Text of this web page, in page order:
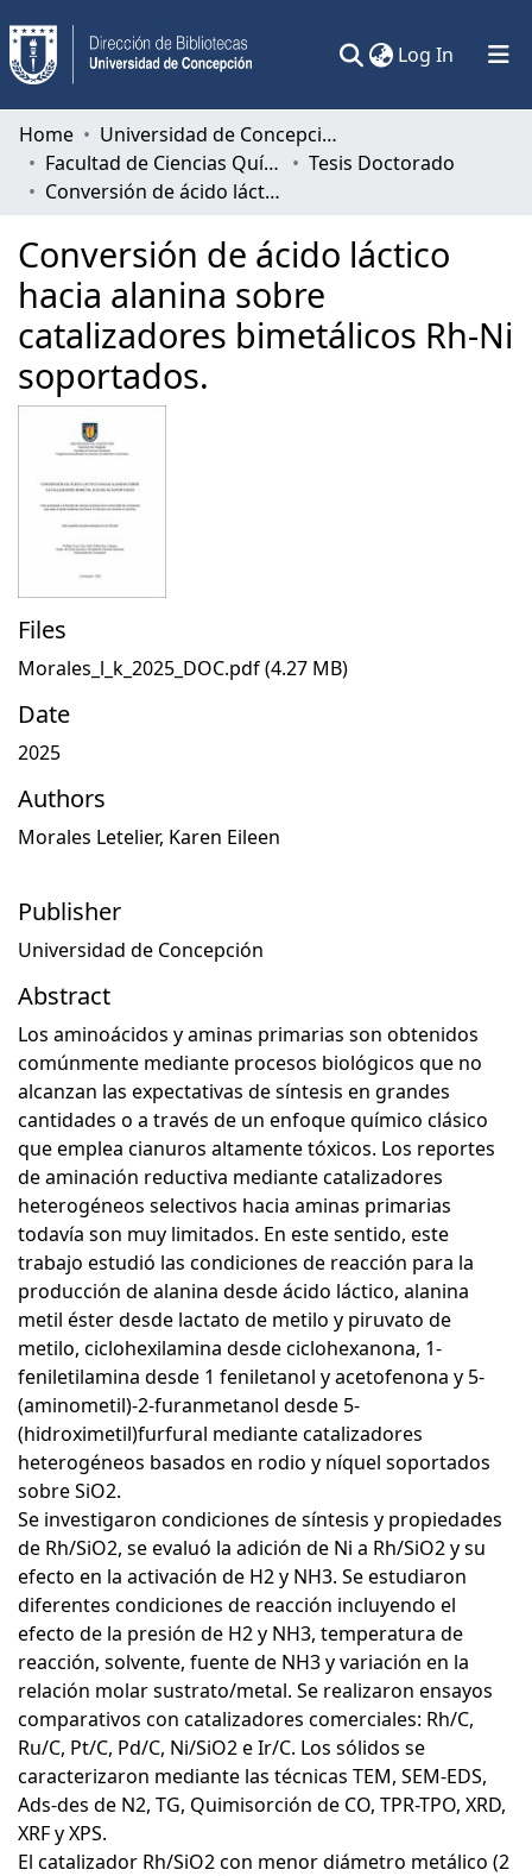
Log In (current)
Communities & Collections
All of DSpace
Home
Universidad de Concepción
Facultad de Ciencias Químicas
Tesis Doctorado
Conversión de ácido láctico hacia alanina sobre catalizadores bimetálicos Rh-Ni soportados.
Conversión de ácido láctico
hacia alanina sobre
catalizadores bimetálicos Rh-Ni
soportados.
Files
Morales_l_k_2025_DOC.pdf(4.27 MB)
Date
2025
Authors
Morales Letelier, Karen Eileen
Publisher
Universidad de Concepción
Abstract
Los aminoácidos y aminas primarias son obtenidos
comúnmente mediante procesos biológicos que no
alcanzan las expectativas de síntesis en grandes
cantidades o a través de un enfoque químico clásico
que emplea cianuros altamente tóxicos. Los reportes
de aminación reductiva mediante catalizadores
heterogéneos selectivos hacia aminas primarias
todavía son muy limitados. En este sentido, este
trabajo estudió las condiciones de reacción para la
producción de alanina desde ácido láctico, alanina
metil éster desde lactato de metilo y piruvato de
metilo, ciclohexilamina desde ciclohexanona, 1-
feniletilamina desde 1 feniletanol y acetofenona y 5-
(aminometil)-2-furanmetanol desde 5-
(hidroximetil)furfural mediante catalizadores
heterogéneos basados en rodio y níquel soportados
sobre SiO2.
Se investigaron condiciones de síntesis y propiedades
de Rh/SiO2, se evaluó la adición de Ni a Rh/SiO2 y su
efecto en la activación de H2 y NH3. Se estudiaron
diferentes condiciones de reacción incluyendo el
efecto de la presión de H2 y NH3, temperatura de
reacción, solvente, fuente de NH3 y variación en la
relación molar sustrato/metal. Se realizaron ensayos
comparativos con catalizadores comerciales: Rh/C,
Ru/C, Pt/C, Pd/C, Ni/SiO2 e Ir/C. Los sólidos se
caracterizaron mediante las técnicas TEM, SEM-EDS,
Ads-des de N2, TG, Quimisorción de CO, TPR-TPO, XRD,
XRF y XPS.
El catalizador Rh/SiO2 con menor diámetro metálico (2